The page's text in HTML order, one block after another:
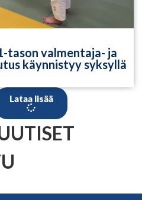
tason valmentaja- ja
käynnistyy syksyllä
Lataa lisää